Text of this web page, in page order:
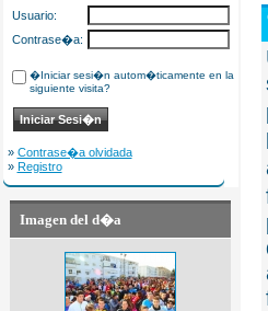
Usuario:
Contrase�a:
�Iniciar sesi�n autom�ticamente en la
siguiente visita?
» Contrase�a olvidada
» Registro
Imagen del d�a